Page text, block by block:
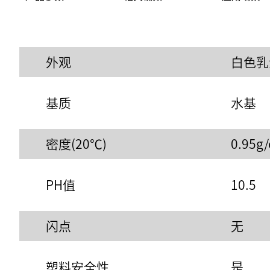
外观 白色
基质 水基
密度(20℃) 0.95g/
PH值 10.5
闪点 无
塑料安全性 是